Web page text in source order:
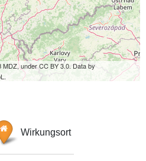
MDZ, under CC BY 3.0. Data by
Wirkungsort